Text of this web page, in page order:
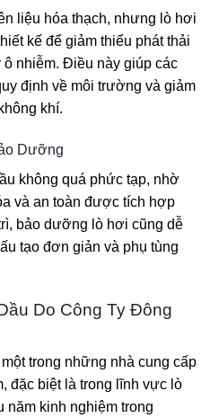
liệu hóa thạch, nhưng lò hơi
kế để giảm thiểu phát thải
ô nhiễm. Điều này giúp các
định về môi trường và giảm
khí.
Dưỡng
không quá phức tạp, nhờ
và an toàn được tích hợp
bảo dưỡng lò hơi cũng dễ
tạo đơn giản và phụ tùng
Do Công Ty Đông
trong những nhà cung cấp
đặc biệt là trong lĩnh vực lò
kinh nghiệm trong